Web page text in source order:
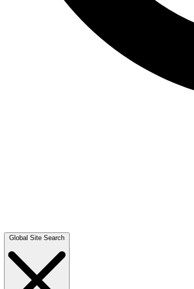
Global Site Search